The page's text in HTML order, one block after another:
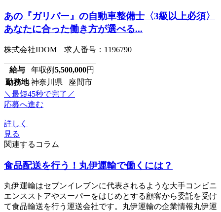
あの『ガリバー』の自動車整備士〈3級以上必須〉
あなたに合った働き方が選べる...
株式会社IDOM 求人番号：1196790
給与 年収例 5,500,000円
勤務地 神奈川県 座間市
＼最短45秒で完了／
応募へ進む
詳しく
見る
関連するコラム
食品配送を行う！丸伊運輸で働くには？
丸伊運輸はセブンイレブンに代表されるような大手コンビニ
エンスストアやスーパーをはじめとする顧客から委託を受け
て食品輸送を行う運送会社です。丸伊運輸の企業情報丸伊運